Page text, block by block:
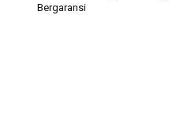
Bergaransi